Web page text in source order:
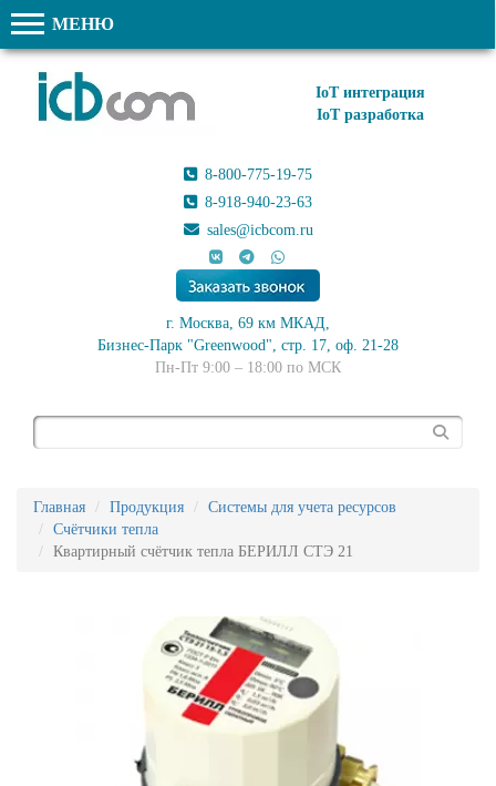
МЕНЮ
IoT интеграция
IoT разработка
8-800-775-19-75
8-918-940-23-63
sales@icbcom.ru
г. Москва, 69 км МКАД,
Бизнес-Парк "Greenwood", стр. 17, оф. 21-28
Пн-Пт 9:00 – 18:00 по МСК
Главная Продукция
Системы для учета ресурсов
Счётчики тепла
Квартирный счётчик тепла БЕРИЛЛ СТЭ 21